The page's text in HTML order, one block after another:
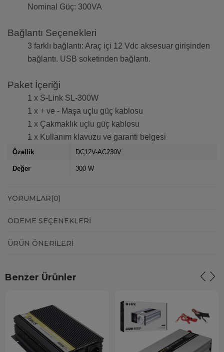
Nominal Güç: 300VA
Bağlantı Seçenekleri
3 farklı bağlantı: Araç içi 12 Vdc aksesuar girişinden
bağlantı. USB soketinden bağlantı.
Paket İçeriği
1 x S-Link SL-300W
1 x + ve - Maşa uçlu güç kablosu
1 x Çakmaklık uçlu güç kablosu
1 x Kullanım klavuzu ve garanti belgesi
Özellik DC12V-AC230V
Değer 300 W
YORUMLAR(0)
ÖDEME SEÇENEKLERI
ÜRÜN ÖNERILERI
Benzer Ürünler